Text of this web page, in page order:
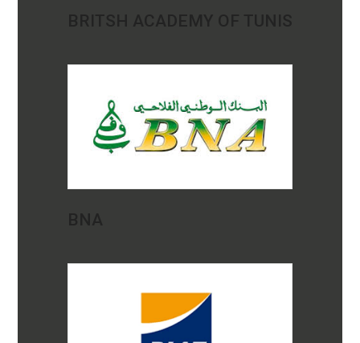
BRITSH ACADEMY OF TUNIS
BNA